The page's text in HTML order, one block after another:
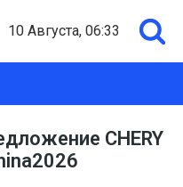
10 Августа, 06:33
CHERY